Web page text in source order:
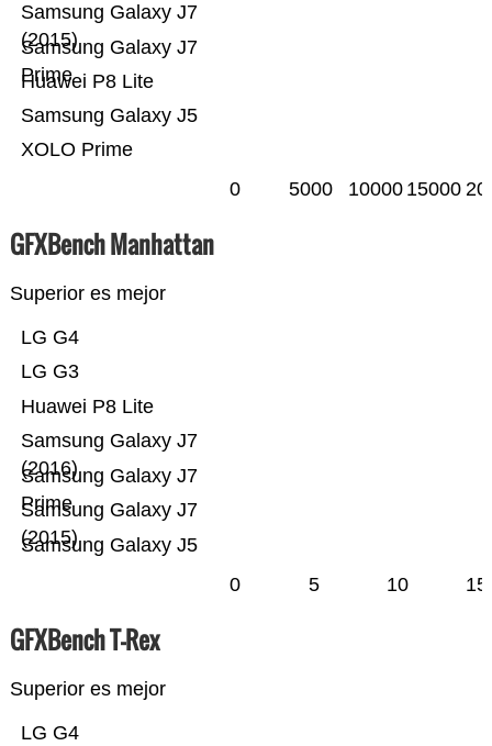
XOLO Prime
Samsung Galaxy J5
Huawei P8 Lite
Samsung Galaxy J7
Prime
Samsung Galaxy J7
(2015)
0 5000 10000 15000
GFXBench Manhattan
Superior es mejor
Samsung Galaxy J5
Samsung Galaxy J7
(2015)
Samsung Galaxy J7
Prime
Samsung Galaxy J7
(2016)
Huawei P8 Lite
LG G3
LG G4
0 5 10 15
GFXBench T-Rex
Superior es mejor
LG G4